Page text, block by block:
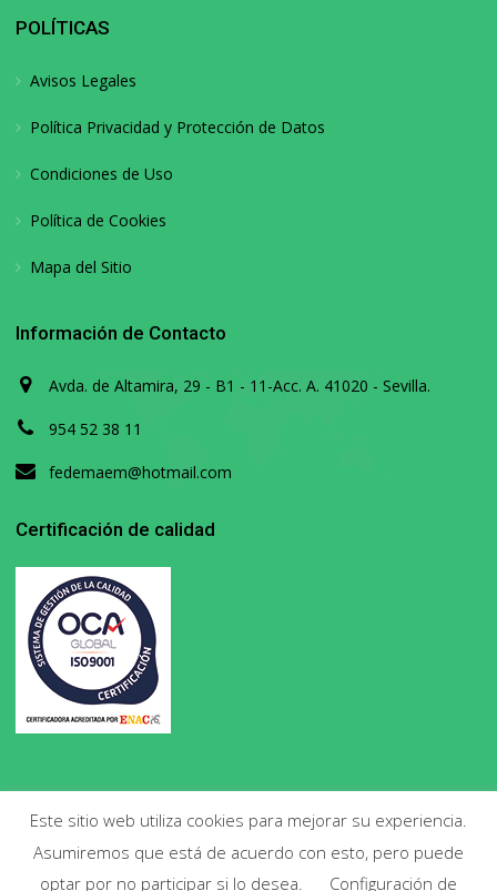
POLÍTICAS
Avisos Legales
Política Privacidad y Protección de Datos
Condiciones de Uso
Política de Cookies
Mapa del Sitio
Información de Contacto
Avda. de Altamira, 29 - B1 - 11-Acc. A. 41020 - Sevilla.
954 52 38 11
fedemaem@hotmail.com
Certificación de calidad
Copyright 2020. Todos los derechos reservados.
Este sitio web utiliza cookies para mejorar su experiencia.
Asumiremos que está de acuerdo con esto, pero puede
optar por no participar si lo desea.
Configuración de